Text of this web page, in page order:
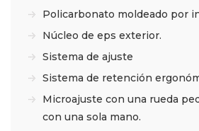
Policarbonato moldeado por
Núcleo de eps exterior.
Sistema de ajuste
Sistema de retención
Microajuste con una rueda
con una sola mano.